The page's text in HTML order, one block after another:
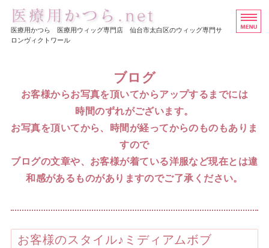
医療用ウイッグ・かつ
医療用かつら 医療用ウィッグ専門店 仙台市太白区のウィッグ専門サ
ロンヴィクトワール
ヘアスタイル集
医療用かつらの価格
お問い合わせ
ブログ
お客様からお写真を頂いてからアップするまでには
時間のずれがございます。
お写真を頂いてから、時間が経ってからのものもありま
すので
ブログの文章や、お客様が着ている洋服など現在とは違
和感があるものがありますのでご了承ください。
お客様のスタイル♪ミディアムボブ